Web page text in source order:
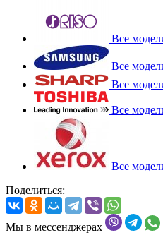
Все
Все
Все
Все
Все
Поделиться:
Мы в мессенджерах